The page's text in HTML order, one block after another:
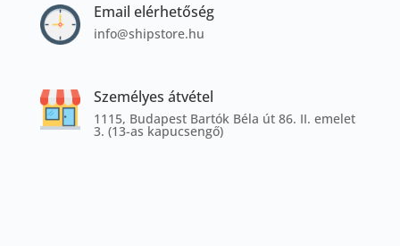
Email elérhetőség
info@shipstore.hu
Személyes átvétel
1115, Budapest Bartók Béla út 86. II. emelet
3. (13-as kapucsengő)